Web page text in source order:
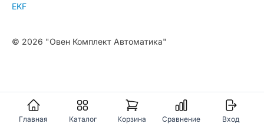
Главная Каталог Корзина Сравнение Вход
EKF
© 2026 "Овен Комплект Автоматика"